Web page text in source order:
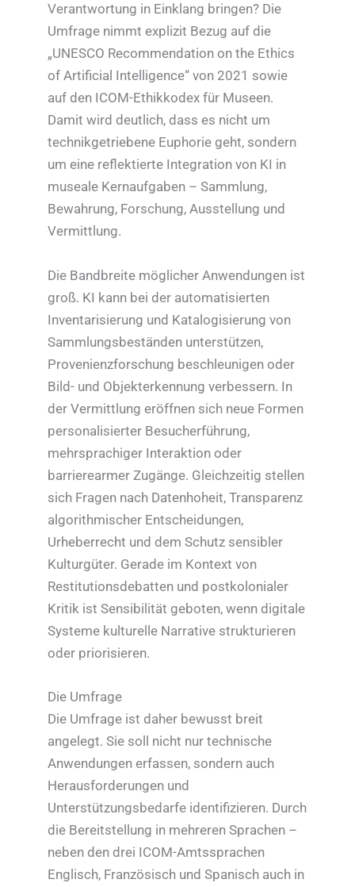
Verantwortung in Einklang bringen? Die
Umfrage nimmt explizit Bezug auf die
„UNESCO Recommendation on the Ethics
of Artificial Intelligence“ von 2021 sowie
auf den ICOM-Ethikkodex für Museen.
Damit wird deutlich, dass es nicht um
technikgetriebene Euphorie geht, sondern
um eine reflektierte Integration von KI in
museale Kernaufgaben – Sammlung,
Bewahrung, Forschung, Ausstellung und
Vermittlung.
Die Bandbreite möglicher Anwendungen ist
groß. KI kann bei der automatisierten
Inventarisierung und Katalogisierung von
Sammlungsbeständen unterstützen,
Provenienzforschung beschleunigen oder
Bild- und Objekterkennung verbessern. In
der Vermittlung eröffnen sich neue Formen
personalisierter Besucherführung,
mehrsprachiger Interaktion oder
barrierearmer Zugänge. Gleichzeitig stellen
sich Fragen nach Datenhoheit, Transparenz
algorithmischer Entscheidungen,
Urheberrecht und dem Schutz sensibler
Kulturgüter. Gerade im Kontext von
Restitutionsdebatten und postkolonialer
Kritik ist Sensibilität geboten, wenn digitale
Systeme kulturelle Narrative strukturieren
oder priorisieren.
Die Umfrage
Die Umfrage ist daher bewusst breit
angelegt. Sie soll nicht nur technische
Anwendungen erfassen, sondern auch
Herausforderungen und
Unterstützungsbedarfe identifizieren. Durch
die Bereitstellung in mehreren Sprachen –
neben den drei ICOM-Amtssprachen
Englisch, Französisch und Spanisch auch in